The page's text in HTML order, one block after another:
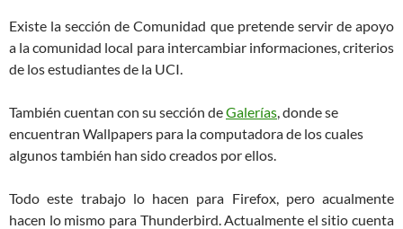
Existe la sección de Comunidad que pretende servir de apoyo
a la comunidad local para intercambiar informaciones, criterios
de los estudiantes de la UCI.
También cuentan con su sección deGalerías, donde se
encuentran Wallpapers para la computadora de los cuales
algunos también han sido creados por ellos.
Todo este trabajo lo hacen para Firefox, pero acualmente
hacen lo mismo para Thunderbird. Actualmente el sitio cuenta